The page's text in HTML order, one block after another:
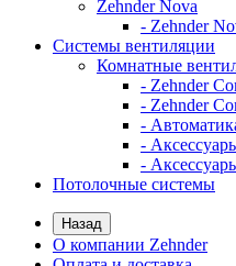
Zehnder Nova
- Zehnder
Системы вентиляции
Комнатные
- Zehnder
- Zehnder
-
-
-
Потолочные системы
Назад
О компании Zehnder